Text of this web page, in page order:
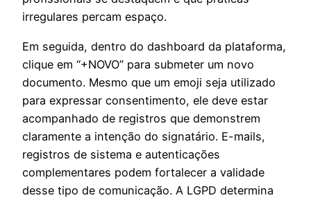
irregulares percam espaço.
Em seguida, dentro do dashboard da plataforma,
clique em “+NOVO” para submeter um novo
documento. Mesmo que um emoji seja utilizado
para expressar consentimento, ele deve estar
acompanhado de registros que demonstrem
claramente a intenção do signatário. E-mails,
registros de sistema e autenticações
complementares podem fortalecer a validade
desse tipo de comunicação. A LGPD determina